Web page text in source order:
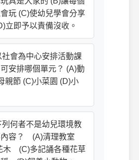
玩 (C)使幼兒學會分享
立即予以責備沒收。
會為中心安排活動課
安排哪個單元？ (A)動
親節 (C)小菜園 (D)小
何者不是幼兒環境教
內容？ (A)清理教室
木 (C)多記誦各種花草